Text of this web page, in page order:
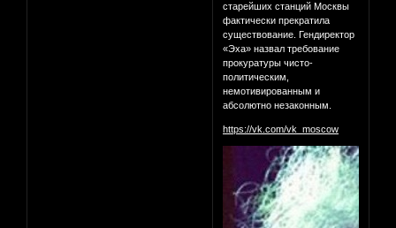
старейших станций Москвы
фактически прекратила
существование. Гендиректор
«Эха» назвал требование
прокуратуры чисто-
политическим,
немотивированным и
абсолютно незаконным.
https://vk.com/vk_moscow